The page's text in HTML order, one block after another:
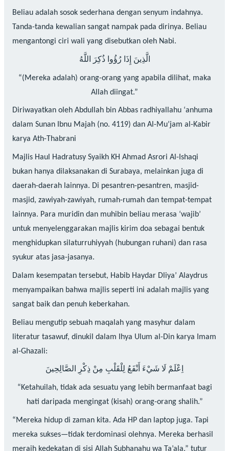
Beliau adalah sosok sederhana dengan senyum indahnya.
Tanda-tanda kewalian sangat nampak pada dirinya. Beliau
mengantongi ciri wali yang disebutkan oleh Nabi.
الَّذِينَ إِذَا رُؤُوا ذُكِرَ اللَّهُ
“(Mereka adalah) orang-orang yang apabila dilihat, maka
Allah diingat.”
Diriwayatkan oleh Abdullah bin Abbas radhiyallahu ‘anhuma
dalam Sunan Ibnu Majah (no. 4119) dan Al-Mu’jam al-Kabir
karya Ath-Thabrani
Majlis Haul Hadratusy Syaikh KH Ahmad Asrori Al-Ishaqi
bukan hanya dilaksanakan di Surabaya, melainkan juga di
daerah-daerah lainnya. Di pesantren-pesantren, masjid-
masjid, zawiyah-zawiyah, rumah-rumah dan tempat-tempat
lainnya. Para muridin dan muhibin beliau merasa ‘wajib’
untuk menyelenggarakan majlis kirim doa sebagai bentuk
menghidupkan silaturruhiyyah (hubungan ruhani) dan rasa
syukur atas jasa-jasanya.
Dalam kesempatan tersebut, Habib Haydar Dliya’ Alaydrus
menyampaikan bahwa majlis seperti ini adalah majlis yang
sangat baik dan penuh keberkahan.
Beliau mengutip sebuah maqalah yang masyhur dalam
literatur tasawuf, dinukil dalam Ihya Ulum al-Din karya Imam
al-Ghazali:
اِعْلَمْ لَا شَيْءَ أَنْفَعُ لِلْقَلْبِ مِنْ ذِكْرِ الصَّالِحِينَ
“Ketahuilah, tidak ada sesuatu yang lebih bermanfaat bagi
hati daripada mengingat (kisah) orang-orang shalih.”
“Mereka hidup di zaman kita. Ada HP dan laptop juga. Tapi
mereka sukses—tidak terdominasi olehnya. Mereka berhasil
meraih kedekatan di sisi Allah Subhanahu wa Ta’ala,” tutur